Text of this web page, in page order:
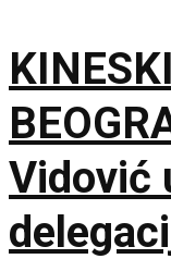
Vidović